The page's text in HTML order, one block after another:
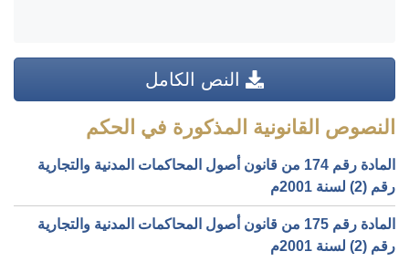
النص الكامل
النصوص القانونية المذكورة في الحكم
المادة رقم 174 من قانون أصول المحاكمات المدنية والتجارية
رقم (2) لسنة 2001م
المادة رقم 175 من قانون أصول المحاكمات المدنية والتجارية
رقم (2) لسنة 2001م